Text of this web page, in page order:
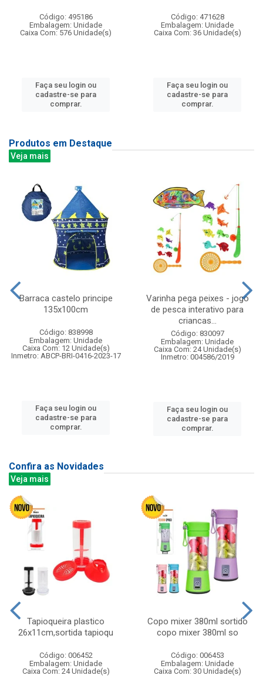
Código: 495186
Embalagem: Unidade
Caixa Com: 576 Unidade(s)
Faça seu login ou
cadastre-se para
comprar.
Código: 471628
Embalagem: Unidade
Caixa Com: 36 Unidade(s)
Faça seu login ou
cadastre-se para
comprar.
Produtos em Destaque
Veja mais
Barraca castelo principe
135x100cm
Código: 838998
Embalagem: Unidade
Caixa Com: 12 Unidade(s)
Inmetro: ABCP-BRI-0416-2023-17
Faça seu login ou
cadastre-se para
comprar.
Varinha pega peixes - jogo
de pesca interativo para
criancas...
Código: 830097
Embalagem: Unidade
Caixa Com: 24 Unidade(s)
Inmetro: 004586/2019
Faça seu login ou
cadastre-se para
comprar.
Confira as Novidades
Veja mais
Tapioqueira plastico
26x11cm,sortida tapioqu
Código: 006452
Embalagem: Unidade
Caixa Com: 24 Unidade(s)
Copo mixer 380ml sortido
copo mixer 380ml so
Código: 006453
Embalagem: Unidade
Caixa Com: 30 Unidade(s)